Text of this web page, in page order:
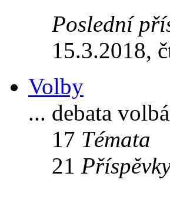
Poslední
15.3.2018,
Volby
... debata
17 Témata
21